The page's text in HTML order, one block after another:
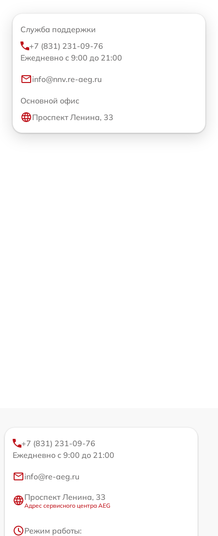
Служба поддержки
+7 (831) 231-09-76
Ежедневно с 9:00 до 21:00
info@nnv.re-aeg.ru
Основной офис
Проспект Ленина, 33
+7 (831) 231-09-76
Ежедневно с 9:00 до 21:00
info@re-aeg.ru
Проспект Ленина, 33
Адрес сервисного центра AEG
Режим работы: